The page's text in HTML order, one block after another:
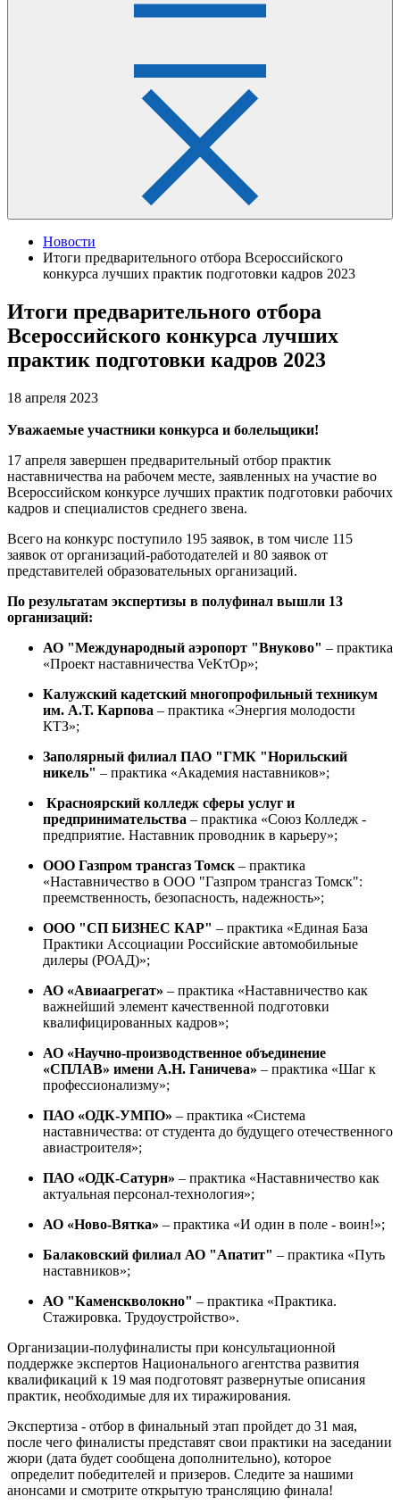
Новости
Итоги предварительного отбора Всероссийского
конкурса лучших практик подготовки кадров 2023
Итоги предварительного отбора
Всероссийского конкурса лучших
практик подготовки кадров 2023
18 апреля 2023
Уважаемые участники конкурса и болельщики!
17 апреля завершен предварительный отбор практик
наставничества на рабочем месте, заявленных на участие во
Всероссийском конкурсе лучших практик подготовки рабочих
кадров и специалистов среднего звена.
Всего на конкурс поступило 195 заявок, в том числе 115
заявок от организаций-работодателей и 80 заявок от
представителей образовательных организаций.
По результатам экспертизы в полуфинал вышли 13
организаций:
АО "Международный аэропорт "Внуково" – практика
«Проект наставничества VeKтОр»;
Калужский кадетский многопрофильный техникум
им. А.Т. Карпова – практика «Энергия молодости
КТЗ»;
Заполярный филиал ПАО "ГМК "Норильский
никель" – практика «Академия наставников»;
Красноярский колледж сферы услуг и
предпринимательства – практика «Союз Колледж -
предприятие. Наставник проводник в карьеру»;
ООО Газпром трансгаз Томск – практика
«Наставничество в ООО "Газпром трансгаз Томск":
преемственность, безопасность, надежность»;
ООО "СП БИЗНЕС КАР" – практика «Единая База
Практики Ассоциации Российские автомобильные
дилеры (РОАД)»;
АО «Авиаагрегат» – практика «Наставничество как
важнейший элемент качественной подготовки
квалифицированных кадров»;
АО «Научно-производственное объединение
«СПЛАВ» имени А.Н. Ганичева» – практика «Шаг к
профессионализму»;
ПАО «ОДК-УМПО» – практика «Система
наставничества: от студента до будущего отечественного
авиастроителя»;
ПАО «ОДК-Сатурн» – практика «Наставничество как
актуальная персонал-технология»;
АО «Ново-Вятка» – практика «И один в поле - воин!»;
Балаковский филиал АО "Апатит" – практика «Путь
наставников»;
АО "Каменскволокно" – практика «Практика.
Стажировка. Трудоустройство».
Организации-полуфиналисты при консультационной
поддержке экспертов Национального агентства развития
квалификаций к 19 мая подготовят развернутые описания
практик, необходимые для их тиражирования.
Экспертиза - отбор в финальный этап пройдет до 31 мая,
после чего финалисты представят свои практики на заседании
жюри (дата будет сообщена дополнительно), которое
определит победителей и призеров. Следите за нашими
анонсами и смотрите открытую трансляцию финала!